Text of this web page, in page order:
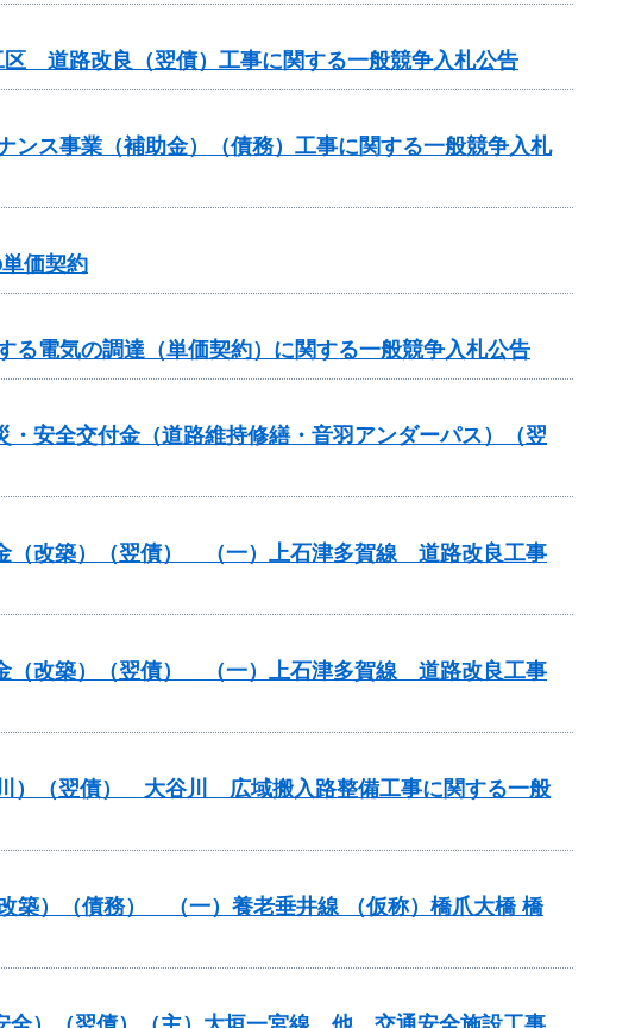
道路改良（翌債）工事に関する一般競争入札公告
ス事業（補助金）（債務）工事に関する一般競争入札
価契約
電気の調達（単価契約）に関する一般競争入札公告
安全交付金（道路維持修繕・音羽アンダーパス）（翌
（改築）（翌債） （一）上石津多賀線 道路改良工事
（改築）（翌債） （一）上石津多賀線 道路改良工事
）（翌債） 大谷川 広域搬入路整備工事に関する一般
築）（債務） （一）養老垂井線 （仮称）橋爪大橋 橋